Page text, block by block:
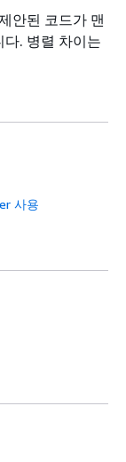
안된 코드가 맨
. 병렬 차이는
사용